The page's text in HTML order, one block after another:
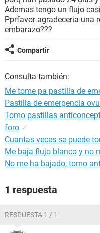
Ademas tengo un flujo
Pprfavor agradeceria una
embarazo???
Compartir
Consulta también:
Me tome pa pastilla de
Pastilla de emergencia
Tomo pastillas
foro ✓
Cuantas veces se puede
Me baja flujo blanco y no
No me ha bajado, tomo
1 respuesta
RESPUESTA 1 / 1